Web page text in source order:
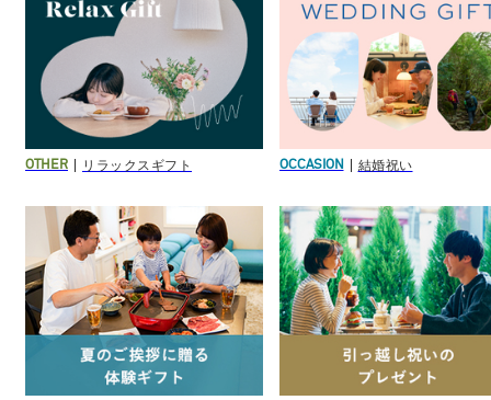
OTHER リラックスギフト OCCASION 結婚祝い